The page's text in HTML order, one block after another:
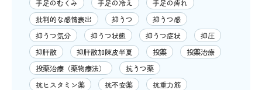
手足のむくみ
手足の冷え
手足の痺れ
批判的な感情表出
抑うつ
抑うつ感
抑うつ気分
抑うつ状態 抑うつ症状
抑圧
抑肝散
抑肝散加陳皮半夏 投薬
投薬治療
投薬治療（薬物療法）
抗うつ薬
抗ヒスタミン薬
抗不安薬
抗重力筋